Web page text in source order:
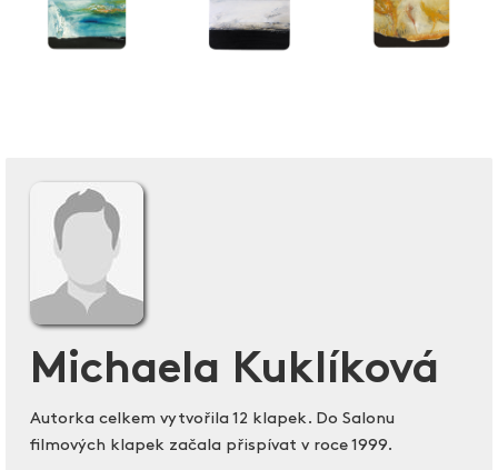
Michaela Kuklíková
Autorka celkem vytvořila 12 klapek. Do Salonu
filmových klapek začala přispívat v roce 1999.